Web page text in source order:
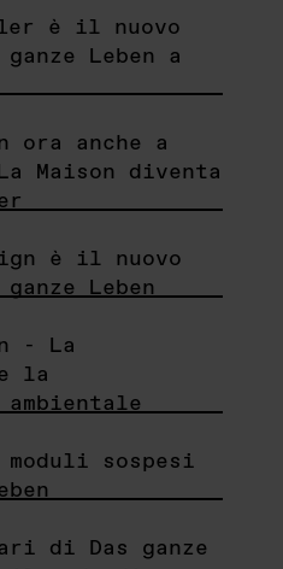
è il nuovo
Leben a
ora anche a
Maison diventa
è il nuovo
Leben
- La
la
ambientale
sospesi
di Das ganze